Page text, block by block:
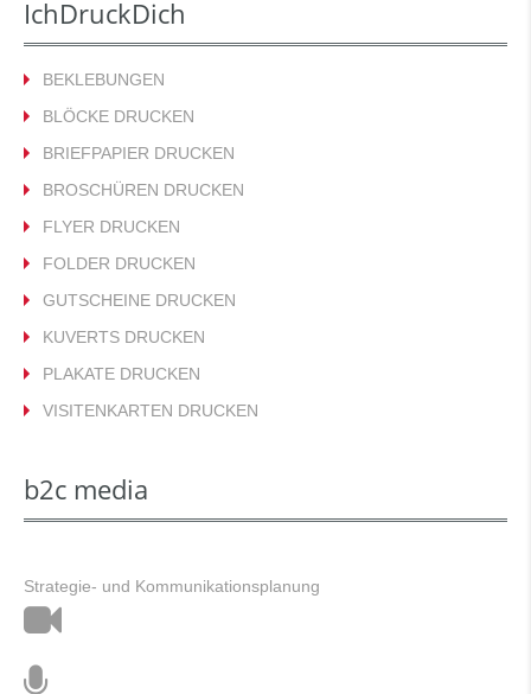
IchDruckDich
BEKLEBUNGEN
BLÖCKE DRUCKEN
BRIEFPAPIER DRUCKEN
BROSCHÜREN DRUCKEN
FLYER DRUCKEN
FOLDER DRUCKEN
GUTSCHEINE DRUCKEN
KUVERTS DRUCKEN
PLAKATE DRUCKEN
VISITENKARTEN DRUCKEN
b2c media
Strategie- und Kommunikationsplanung
Film